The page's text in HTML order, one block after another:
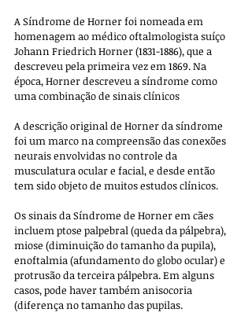
A Síndrome de Horner foi nomeada em
homenagem ao médico oftalmologista suíço
Johann Friedrich Horner (1831-1886), que a
descreveu pela primeira vez em 1869. Na
época, Horner descreveu a síndrome como
uma combinação de sinais clínicos
A descrição original de Horner da síndrome
foi um marco na compreensão das conexões
neurais envolvidas no controle da
musculatura ocular e facial, e desde então
tem sido objeto de muitos estudos clínicos.
Os sinais da Síndrome de Horner em cães
incluem ptose palpebral (queda da pálpebra),
miose (diminuição do tamanho da pupila),
enoftalmia (afundamento do globo ocular) e
protrusão da terceira pálpebra. Em alguns
casos, pode haver também anisocoria
(diferença no tamanho das pupilas.